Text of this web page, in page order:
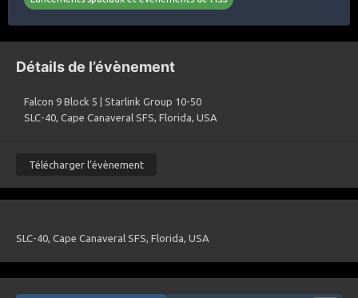
Détails de l’évènement
Falcon 9 Block 5 | Starlink Group 10-50
SLC-40, Cape Canaveral SFS, Florida, USA
Télécharger l’évènement
SLC-40, Cape Canaveral SFS, Florida, USA